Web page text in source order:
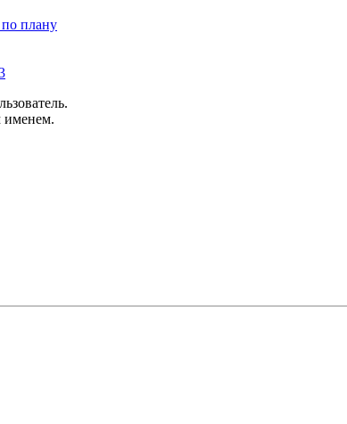
по плану
именем.